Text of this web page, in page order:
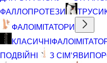
ФАЛЛОПРОТЕЗИ
ФАЛОІМІТАТОРИ
КЛАСИЧНІ
ПОДВІЙНІ
З